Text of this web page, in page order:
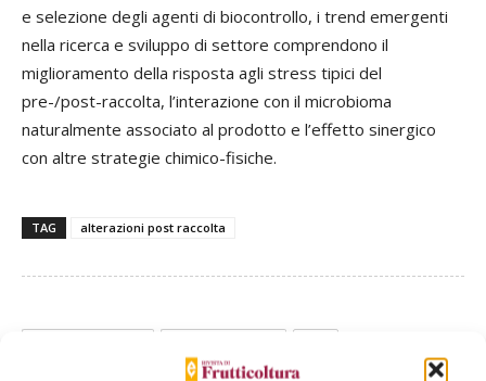
e selezione degli agenti di biocontrollo, i trend emergenti
nella ricerca e sviluppo di settore comprendono il
miglioramento della risposta agli stress tipici del
pre-/post-raccolta, l’interazione con il microbioma
naturalmente associato al prodotto e l’effetto sinergico
con altre strategie chimico-fisiche.
TAG alterazioni post raccolta